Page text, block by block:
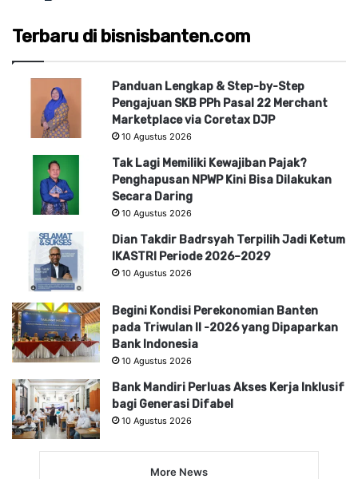
Terbaru di bisnisbanten.com
Panduan Lengkap & Step-by-Step
Pengajuan SKB PPh Pasal 22 Merchant
Marketplace via Coretax DJP
10 Agustus 2026
Tak Lagi Memiliki Kewajiban Pajak?
Penghapusan NPWP Kini Bisa Dilakukan
Secara Daring
10 Agustus 2026
Dian Takdir Badrsyah Terpilih Jadi Ketum
IKASTRI Periode 2026–2029
10 Agustus 2026
Begini Kondisi Perekonomian Banten
pada Triwulan II -2026 yang Dipaparkan
Bank Indonesia
10 Agustus 2026
Bank Mandiri Perluas Akses Kerja Inklusif
bagi Generasi Difabel
10 Agustus 2026
More News